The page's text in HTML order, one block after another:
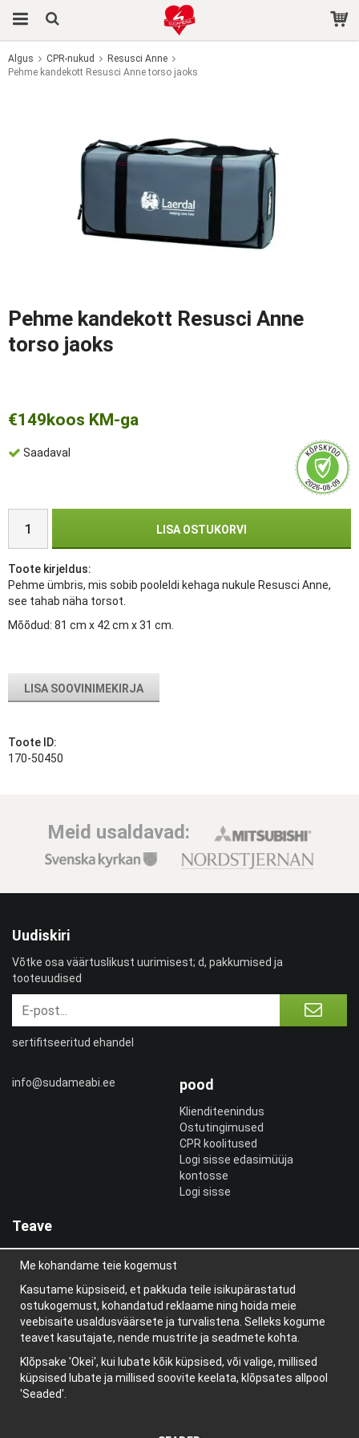
Toode on ostukorvi lisatud.
Algus CPR-nukud
Resusci Anne
Pehme kandekott Resusci Anne torso jaoks
Pehme kandekott Resusci Anne
torso jaoks
€149koos KM-ga
Saadaval
LISA OSTUKORVI
Toote kirjeldus:
Pehme ümbris, mis sobib pooleldi kehaga nukule Resusci Anne,
see tahab näha torsot.
Mõõdud: 81 cm x 42 cm x 31 cm.
LISA SOOVINIMEKIRJA
Toote ID:
170-50450
Meid usaldavad:
info@sudameabi.ee pood
Klienditeenindus
Ostutingimused
CPR koolitused
Logi sisse edasimüüja
kontosse
Logi sisse
Teave
Meist
uudiskiri
Teave küpsiste kohta
Blogi
Uudiskiri
Võtke osa väärtuslikust uurimisest; d, pakkumised ja
tooteuudised
sertifitseeritud ehandel
Me kohandame teie kogemust
Kasutame küpsiseid, et pakkuda teile isikupärastatud
ostukogemust, kohandatud reklaame ning hoida meie
veebisaite usaldusväärsete ja turvalistena. Selleks kogume
teavet kasutajate, nende mustrite ja seadmete kohta.
Klõpsake 'Okei', kui lubate kõik küpsised, või valige, millised
küpsised lubate ja millised soovite keelata, klõpsates allpool
'Seaded'.